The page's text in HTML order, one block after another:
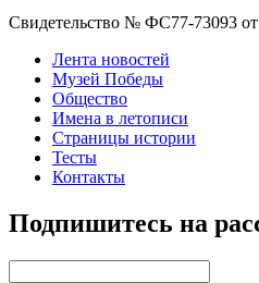
Свидетельство № ФС77-73093
Лента новостей
Музей Победы
Общество
Имена в летописи
Страницы истории
Тесты
Контакты
Подпишитесь на